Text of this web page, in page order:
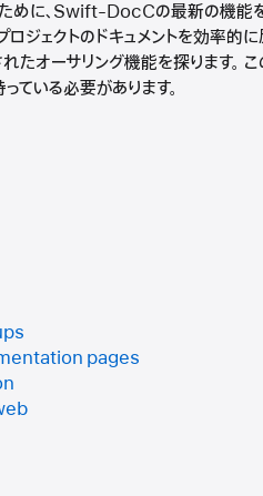
めに、Swift-DocCの最新の機能
ジェクトのドキュメントを効率的
たオーサリング機能を探ります。
いる必要があります。
pages